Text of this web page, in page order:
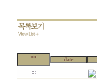
no
date
:::